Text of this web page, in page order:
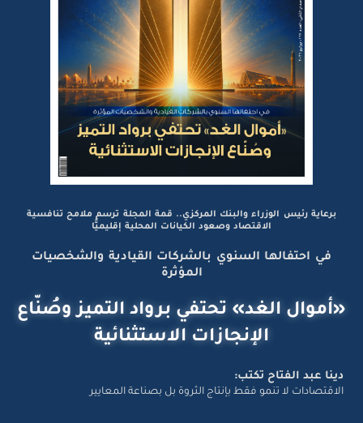
برعاية رئيس الوزراء والبنك المركزي.. قمة المجلة ترسم ملامح تنافسية
الاقتصاد وصعود الكيانات المحلية إقليميًّا
في احتفالها السنوي بالشركات القيادية والشخصيات
المؤثرة
«أموال الغد» تحتفي برواد التميز وصُنّاع
الإنجازات الاستثنائية
دينا عبد الفتاح تكتب:
الاقتصادات لا تنمو فقط بإنتاج الثروة بل بصناعة المعايير